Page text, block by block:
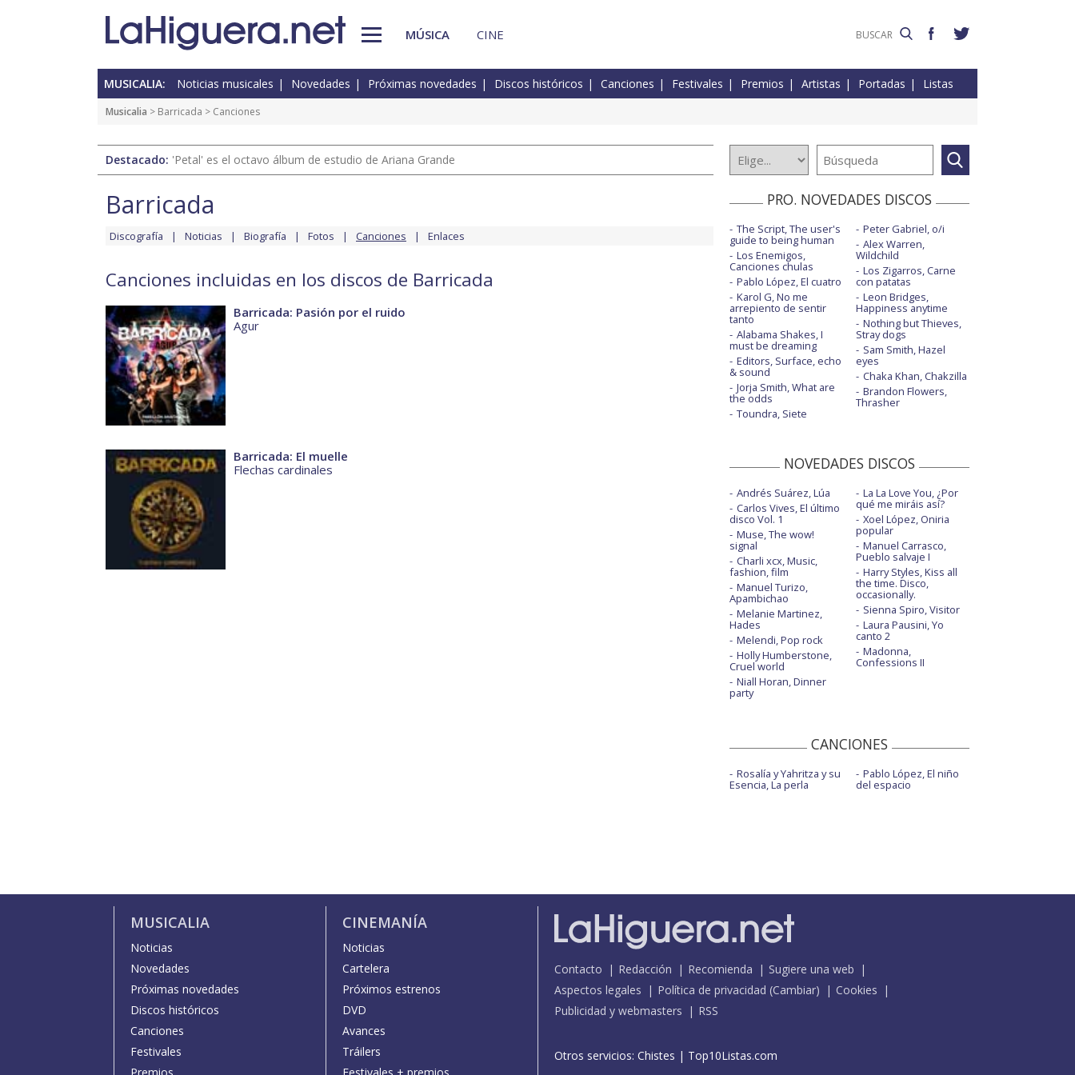
MÚSICA CINE
MUSICALIA: Noticias musicales Novedades Próximas novedades Discos históricos Canciones Festivales Premios Artistas Portadas Listas
Musicalia > Barricada > Canciones
Destacado: 'Petal' es el octavo álbum de estudio de Ariana Grande
Barricada
Discografía Noticias Biografía Fotos Canciones Enlaces
Canciones incluidas en los discos de Barricada
Barricada: Pasión por el ruido
Agur
Barricada: El muelle
Flechas cardinales
PRO. NOVEDADES DISCOS
The Script, The user's
guide to being human
Los Enemigos,
Canciones chulas
Pablo López, El cuatro
Karol G, No me
arrepiento de sentir
tanto
Alabama Shakes, I
must be dreaming
Editors, Surface, echo
& sound
Jorja Smith, What are
the odds
Toundra, Siete
Peter Gabriel, o/i
Alex Warren,
Wildchild
Los Zigarros, Carne
con patatas
Leon Bridges,
Happiness anytime
Nothing but Thieves,
Stray dogs
Sam Smith, Hazel
eyes
Chaka Khan, Chakzilla
Brandon Flowers,
Thrasher
NOVEDADES DISCOS
Andrés Suárez, Lúa
Carlos Vives, El último
disco Vol. 1
Muse, The wow!
signal
Charli xcx, Music,
fashion, film
Manuel Turizo,
Apambichao
Melanie Martinez,
Hades
Melendi, Pop rock
Holly Humberstone,
Cruel world
Niall Horan, Dinner
party
La La Love You, ¿Por
qué me miráis así?
Xoel López, Oniria
popular
Manuel Carrasco,
Pueblo salvaje I
Harry Styles, Kiss all
the time. Disco,
occasionally.
Sienna Spiro, Visitor
Laura Pausini, Yo
canto 2
Madonna,
Confessions II
CANCIONES
Rosalía y Yahritza y su
Esencia, La perla
Pablo López, El niño
del espacio
MUSICALIA
Noticias
Novedades
Próximas novedades
Discos históricos
Canciones
Festivales
CINEMANÍA
Noticias
Cartelera
Próximos estrenos
DVD
Avances
Tráilers
Contacto Redacción Recomienda
Sugiere una web
Aspectos legales
Política de privacidad (Cambiar)
Cookies
Publicidad y webmasters
RSS
Otros servicios: Chistes | Top10Listas.com